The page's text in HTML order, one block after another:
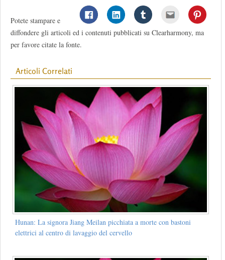
Potete stampare e
diffondere gli articoli ed i contenuti pubblicati su Clearharmony, ma
per favore citate la fonte.
Articoli Correlati
Hunan: La signora Jiang Meilan picchiata a morte con bastoni
elettrici al centro di lavaggio del cervello